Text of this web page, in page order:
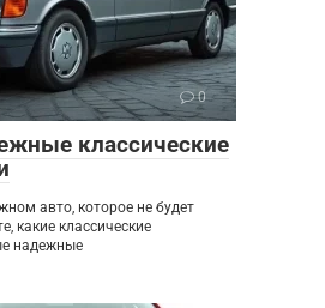
0
классические
авто, которое не будет
какие классические
надежные